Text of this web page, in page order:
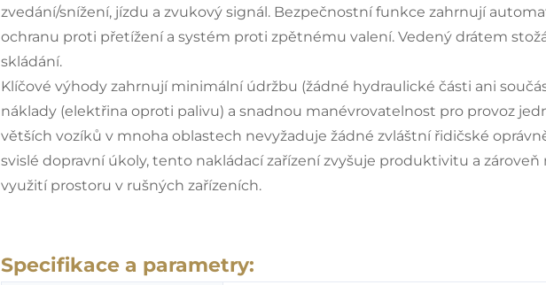
zvedání/snížení, jízdu a zvukový signál. Bezpečnostní funkce zahrnují
ochranu proti přetížení a systém proti zpětnému valení. Vedený drátem
skládání.
Klíčové výhody zahrnují minimální údržbu (žádné hydraulické části ani
náklady (elektřina oproti palivu) a snadnou manévrovatelnost pro provoz
větších vozíků v mnoha oblastech nevyžaduje žádné zvláštní řidičské
svislé dopravní úkoly, tento nakládací zařízenízvyšuje produktivitu a
využití prostoru v rušných zařízeních.
Specifikace a parametry: